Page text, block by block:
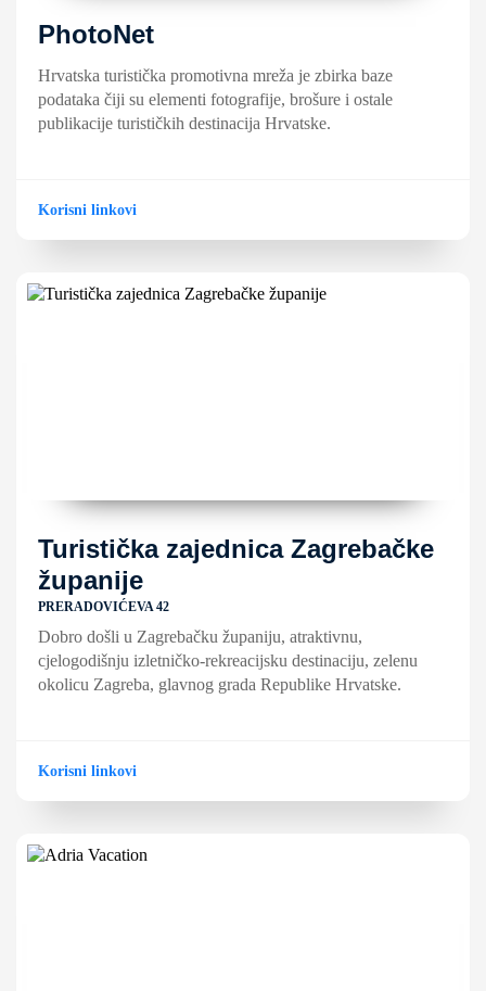
PhotoNet
Hrvatska turistička promotivna mreža je zbirka baze
podataka čiji su elementi fotografije, brošure i ostale
publikacije turističkih destinacija Hrvatske.
Korisni linkovi
Turistička zajednica Zagrebačke
županije
PRERADOVIĆEVA 42
Dobro došli u Zagrebačku županiju, atraktivnu,
cjelogodišnju izletničko-rekreacijsku destinaciju, zelenu
okolicu Zagreba, glavnog grada Republike Hrvatske.
Korisni linkovi